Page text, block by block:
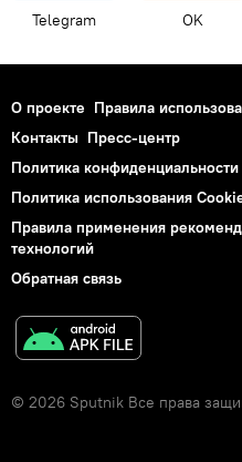
Telegram OK
О проекте Правила
Контакты Пресс-центр
Политика конфиденциальности
Политика использования
Правила применения
технологий
Обратная связь
© 2026 Sputnik Все права